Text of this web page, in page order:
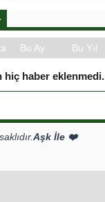
Bu Ay Bu Yıl
hiç haber eklenmedi.
Aşk İle ❤️